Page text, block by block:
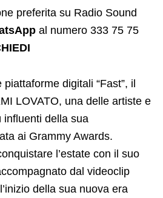
preferita su Radio Sound
al numero 333 75 75
digitali “Fast”, il
LOVATO, una delle artiste e
influenti della sua
ai Grammy Awards.
l’estate con il suo
dal videoclip
della sua nuova era